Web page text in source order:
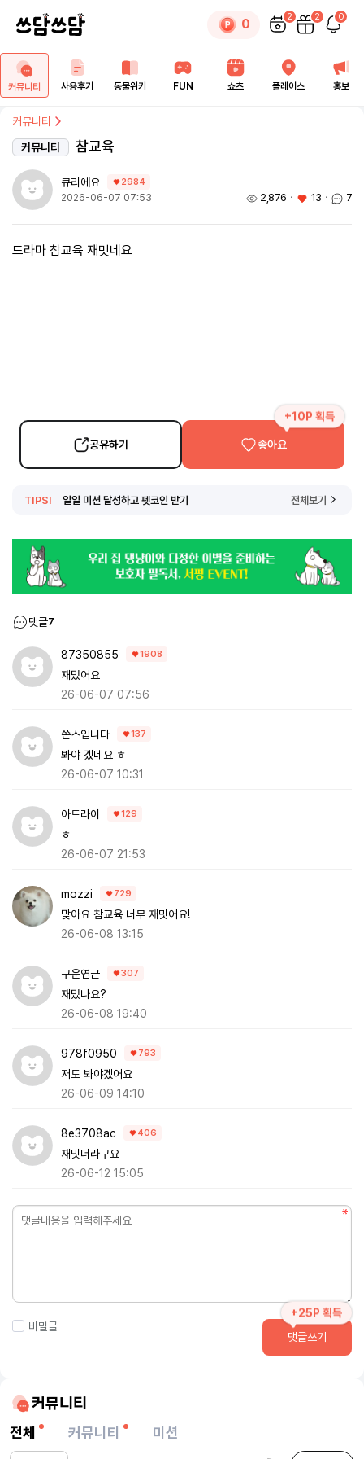
0 2 2 0
커뮤니티 사용후기 동물위키 FUN 쇼츠 플레이스 홍보
커뮤니티
커뮤니티
참교육
큐리에요 2984
2026-06-07 07:53 2,876 ㆍ 13 ㆍ 7
드라마 참교육 재밋네요
공유하기
+10P 획득
좋아요
TIPS! 일일 미션 달성하고 펫코인 받기 전체보기
댓글7
87350855 1908
재밌어요
26-06-07 07:56
쫀스입니다 137
봐야 겠네요 ㅎ
26-06-07 10:31
아드라이 129
ㅎ
26-06-07 21:53
mozzi 729
맞아요 참교육 너무 재밋어요!
26-06-08 13:15
구운연근 307
재밌나요?
26-06-08 19:40
978f0950 793
저도 봐야겠어요
26-06-09 14:10
8e3708ac 406
재밋더라구요
26-06-12 15:05
비밀글
+25P 획득
댓글쓰기
커뮤니티
전체
커뮤니티 미션